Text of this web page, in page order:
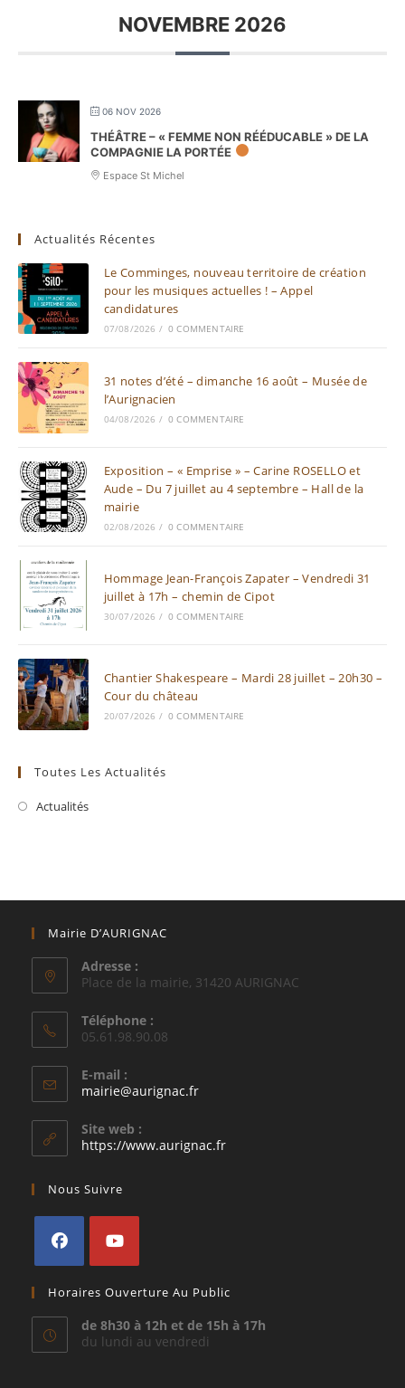
NOVEMBRE 2026
06 NOV 2026
THÉÂTRE – « FEMME NON RÉÉDUCABLE » DE LA
COMPAGNIE LA PORTÉE
Espace St Michel
Actualités Récentes
Le Comminges, nouveau territoire de création
pour les musiques actuelles ! – Appel
candidatures
07/08/2026 / 0 COMMENTAIRE
31 notes d’été – dimanche 16 août – Musée de
l’Aurignacien
04/08/2026 / 0 COMMENTAIRE
Exposition – « Emprise » – Carine ROSELLO et
Aude – Du 7 juillet au 4 septembre – Hall de la
mairie
02/08/2026 / 0 COMMENTAIRE
Hommage Jean-François Zapater – Vendredi 31
juillet à 17h – chemin de Cipot
30/07/2026 / 0 COMMENTAIRE
Chantier Shakespeare – Mardi 28 juillet – 20h30 –
Cour du château
20/07/2026 / 0 COMMENTAIRE
Toutes Les Actualités
Actualités
Mairie D’AURIGNAC
Adresse :
Place de la mairie, 31420 AURIGNAC
Téléphone :
05.61.98.90.08
E-mail :
mairie@aurignac.frS’ouvre
application
Site web :
https://www.aurignac.fr
Nous Suivre
dans
un
nouvel
dans
un
nouvel
Horaires Ouverture Au Public
de 8h30 à 12h et de 15h à 17h
du lundi au vendredi